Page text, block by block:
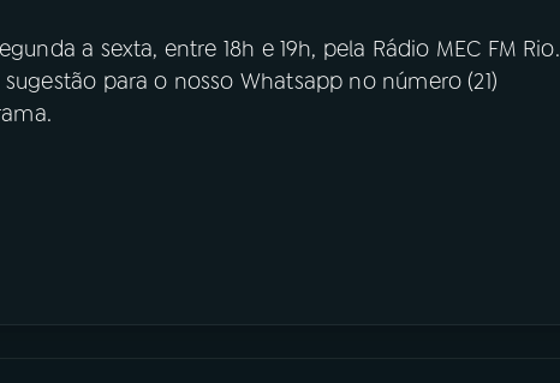
a sexta, entre 18h e 19h, pela Rádio MEC FM Rio.
para o nosso Whatsapp no número (21)